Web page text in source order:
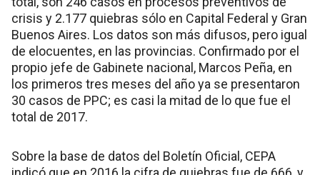
crisis y 2.177 quiebras sólo en Capital Federal y Gran
Buenos Aires. Los datos son más difusos, pero igual
de elocuentes, en las provincias. Confirmado por el
propio jefe de Gabinete nacional, Marcos Peña, en
los primeros tres meses del año ya se presentaron
30 casos de PPC; es casi la mitad de lo que fue el
total de 2017.
Sobre la base de datos del Boletín Oficial, CEPA